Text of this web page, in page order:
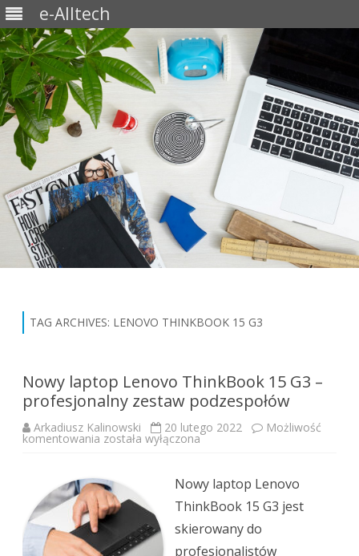
e-Alltech
TAG ARCHIVES: LENOVO THINKBOOK 15 G3
Nowy laptop Lenovo ThinkBook 15 G3 –
profesjonalny zestaw podzespołów
Arkadiusz Kalinowski 20 lutego 2022 Możliwość
komentowania Nowy
15
G3
–
profesjonalny
zestaw
podzespołów
została wyłączona
Nowy laptop Lenovo
ThinkBook 15 G3 jest
skierowany do
profesjonalistów